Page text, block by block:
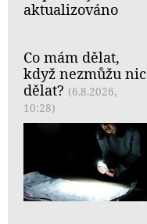
aktualizováno
Co mám dělat,
když nezmůžu nic
dělat? (6.8.2026,
10:28)